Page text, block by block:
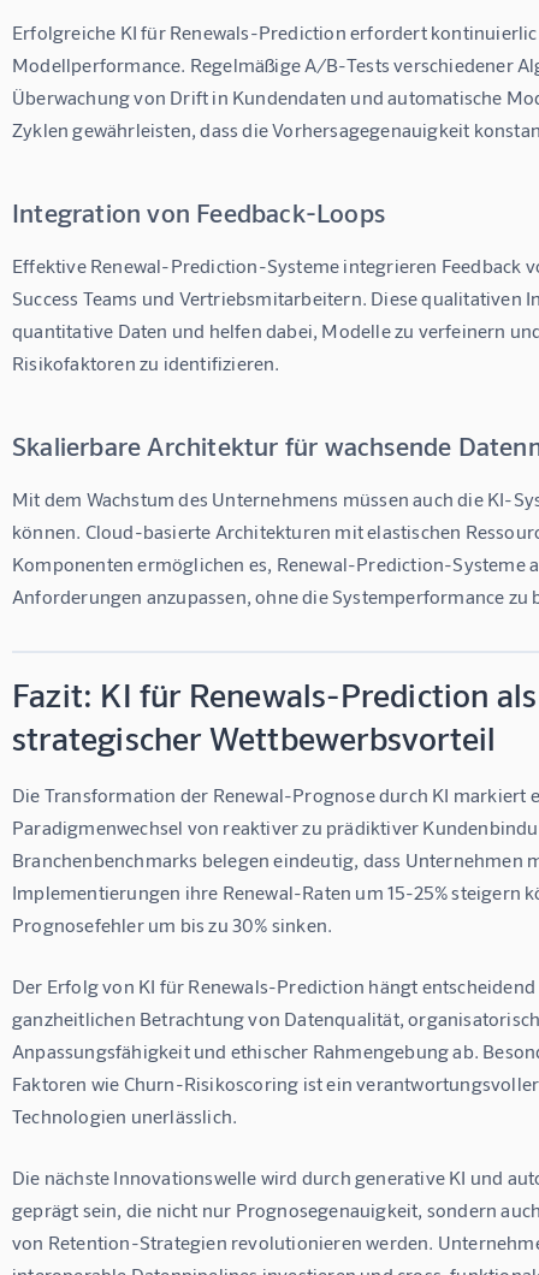
Erfolgreiche KI für Renewals-Prediction erfordert
Modellperformance. Regelmäßige A/B-Tests verschiedener
Überwachung von Drift in Kundendaten und automatische
Zyklen gewährleisten, dass die Vorhersagegenauigkeit
Integration von Feedback-Loops
Effektive Renewal-Prediction-Systeme integrieren Feedback
Success Teams und Vertriebsmitarbeitern. Diese qualitativen
quantitative Daten und helfen dabei, Modelle zu verfeinern
Risikofaktoren zu identifizieren.
Skalierbare Architektur für wachsende
Mit dem Wachstum des Unternehmens müssen auch die KI-
können. Cloud-basierte Architekturen mit elastischen
Komponenten ermöglichen es, Renewal-Prediction-Systeme
Anforderungen anzupassen, ohne die Systemperformance zu
Fazit: KI für Renewals-Prediction als
strategischer Wettbewerbsvorteil
Die Transformation der Renewal-Prognose durch KI markiert
Paradigmenwechsel von reaktiver zu prädiktiver
Branchenbenchmarks belegen eindeutig, dass Unternehmen
Implementierungen ihre Renewal-Raten um 15-25% steigern
Prognosefehler um bis zu 30% sinken.
Der Erfolg von KI für Renewals-Prediction hängt
ganzheitlichen Betrachtung von Datenqualität,
Anpassungsfähigkeit und ethischer Rahmengebung ab.
Faktoren wie Churn-Risikoscoring ist ein
Technologien unerlässlich.
Die nächste Innovationswelle wird durch generative KI und
geprägt sein, die nicht nur Prognosegenauigkeit, sondern
von Retention-Strategien revolutionieren werden.